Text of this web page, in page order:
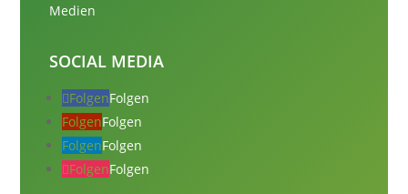
Medien
SOCIAL MEDIA
FolgenFolgen
FolgenFolgen
FolgenFolgen
FolgenFolgen